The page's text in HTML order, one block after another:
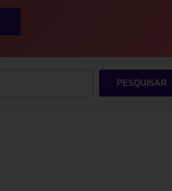
PESQUISAR